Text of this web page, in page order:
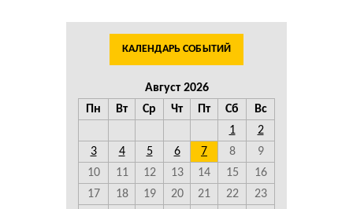
КАЛЕНДАРЬ СОБЫТИЙ
Август 2026
Пн
Вт Ср Чт Пт Сб
Вс
1
2
3
4 5 6 7 8
9
10
11 12 13 14 15
16
17
18 19 20 21 22 23